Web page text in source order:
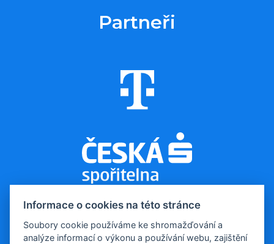
Partneři
© 2026, Evropa v datech
Informace o cookies na této stránce
Soubory cookie používáme ke shromažďování a
analýze informací o výkonu a používání webu, zajištění